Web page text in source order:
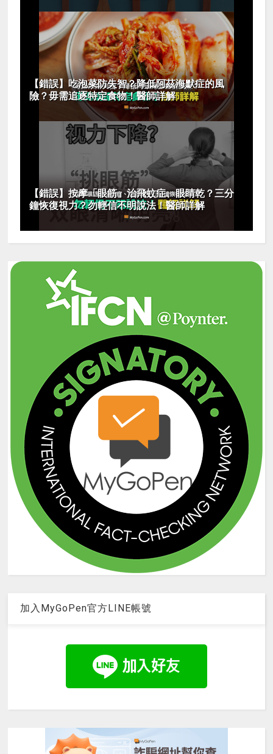
【錯誤】吃泡菜防失智？降低阿茲海默症的風
險？毋需追逐特定食物！醫師詳解
【錯誤】按摩「眼筋」治飛蚊症、眼睛乾？三分
鐘恢復視力？勿輕信不明說法！醫師詳解
加入MyGoPen官方LINE帳號